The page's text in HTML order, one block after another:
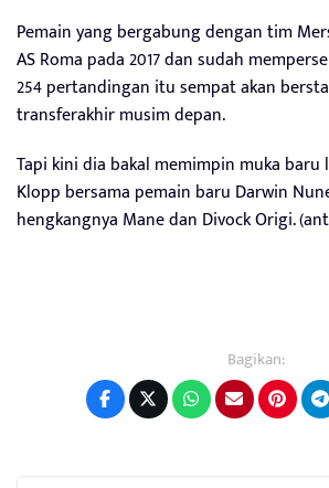
Pemain yang bergabung dengan tim
AS Roma pada 2017 dan sudah
254 pertandingan itu sempat akan
transferakhir musim depan.
Tapi kini dia bakal memimpin muka
Klopp bersama pemain baru Darwin
hengkangnya Mane dan Divock Origi.
Bagikan: